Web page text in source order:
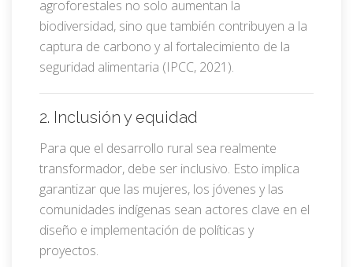
agroforestales no solo aumentan la
biodiversidad, sino que también contribuyen a la
captura de carbono y al fortalecimiento de la
seguridad alimentaria (IPCC, 2021).
2. Inclusión y equidad
Para que el desarrollo rural sea realmente
transformador, debe ser inclusivo. Esto implica
garantizar que las mujeres, los jóvenes y las
comunidades indígenas sean actores clave en el
diseño e implementación de políticas y
proyectos.